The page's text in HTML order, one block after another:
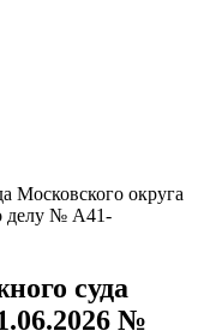
Московского округа
делу № А41-
суда
№